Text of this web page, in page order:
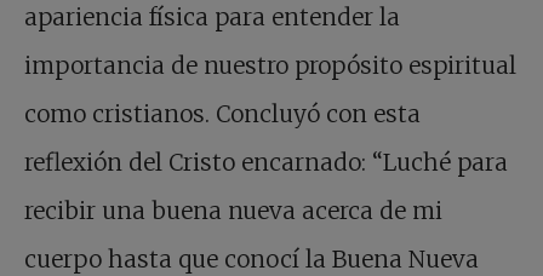
apariencia física para entender la
importancia de nuestro propósito espiritual
como cristianos. Concluyó con esta
reflexión del Cristo encarnado: “Luché para
recibir una buena nueva acerca de mi
cuerpo hasta que conocí la Buena Nueva